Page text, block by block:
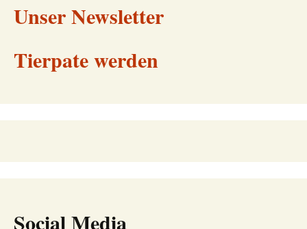
Unser Newsletter
Tierpate werden
Social Media